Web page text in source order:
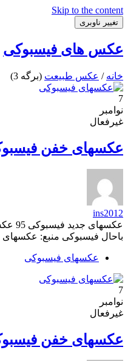
Skip to the content
تغییر ناوبری
عکس های فیسبوکی
خانه / عکس طبیعت (برگه 3)
7
نوامبر
غیرفعال
عکسهای خفن فیسبوکی
ins2012
باحال فیسبوکی منبع:
عکسهای فیسبوکی
7
نوامبر
غیرفعال
عکسهای خفن